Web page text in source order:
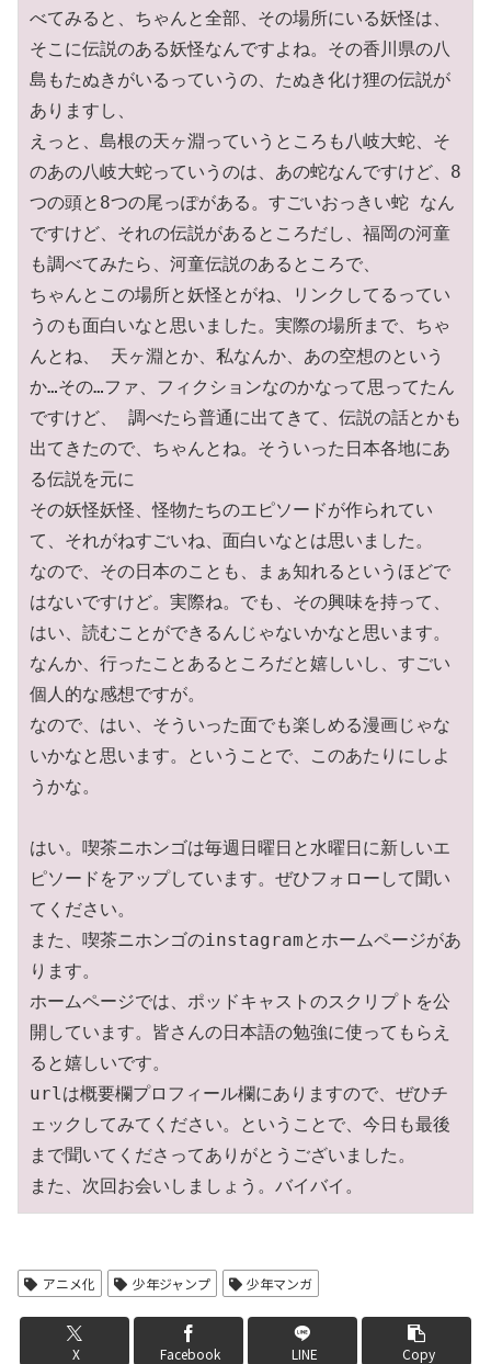
べてみると、ちゃんと全部、その場所にいる妖怪は、
そこに伝説のある妖怪なんですよね。その香川県の八
島もたぬきがいるっていうの、たぬき化け狸の伝説が
ありますし、
えっと、島根の天ヶ淵っていうところも八岐大蛇、そ
のあの八岐大蛇っていうのは、あの蛇なんですけど、8
つの頭と8つの尾っぽがある。すごいおっきい蛇 なん
ですけど、それの伝説があるところだし、福岡の河童
も調べてみたら、河童伝説のあるところで、
ちゃんとこの場所と妖怪とがね、リンクしてるってい
うのも面白いなと思いました。実際の場所まで、ちゃ
んとね、 天ヶ淵とか、私なんか、あの空想のという
か…その…ファ、フィクションなのかなって思ってたん
ですけど、 調べたら普通に出てきて、伝説の話とかも
出てきたので、ちゃんとね。そういった日本各地にあ
る伝説を元に
その妖怪妖怪、怪物たちのエピソードが作られてい
て、それがねすごいね、面白いなとは思いました。
なので、その日本のことも、まぁ知れるというほどで
はないですけど。実際ね。でも、その興味を持って、
はい、読むことができるんじゃないかなと思います。
なんか、行ったことあるところだと嬉しいし、すごい
個人的な感想ですが。
なので、はい、そういった面でも楽しめる漫画じゃな
いかなと思います。ということで、このあたりにしよ
うかな。
はい。喫茶ニホンゴは毎週日曜日と水曜日に新しいエ
ピソードをアップしています。ぜひフォローして聞い
てください。
また、喫茶ニホンゴのinstagramとホームページがあ
ります。
ホームページでは、ポッドキャストのスクリプトを公
開しています。皆さんの日本語の勉強に使ってもらえ
ると嬉しいです。
urlは概要欄プロフィール欄にありますので、ぜひチ
ェックしてみてください。ということで、今日も最後
まで聞いてくださってありがとうございました。
また、次回お会いしましょう。バイバイ。
アニメ化 少年ジャンプ 少年マンガ
X Facebook LINE Copy